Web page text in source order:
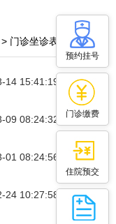
预约挂号
门诊缴费
住院预交
门诊坐诊表
14 15:41:19
09 08:24:32
01 08:24:56
24 10:27:58